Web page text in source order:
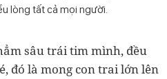
lòng tất cả mọi người.
sâu trái tim mình, đều
đó là mong con trai lớn lên